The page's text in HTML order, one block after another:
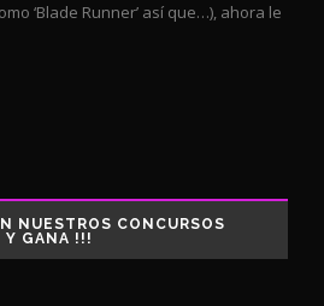
‘Blade Runner’ así que…), ahora le
NUESTROS CONCURSOS
Y GANA !!!